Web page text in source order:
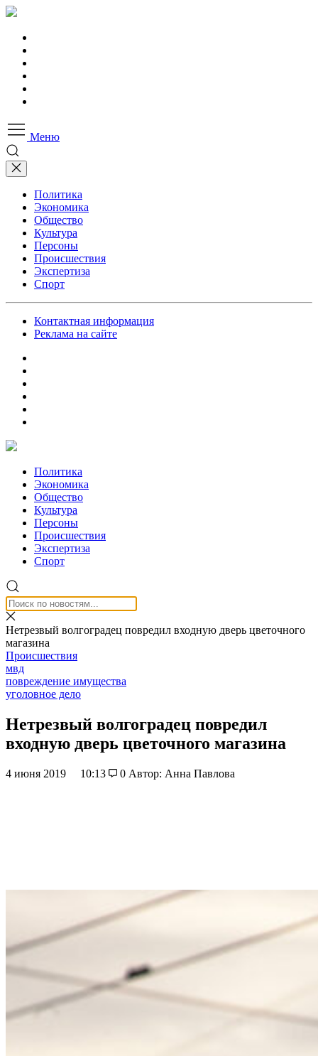
Меню
Политика
Экономика
Общество
Культура
Персоны
Происшествия
Экспертиза
Спорт
Контактная информация
Реклама на сайте
Политика
Экономика
Общество
Культура
Персоны
Происшествия
Экспертиза
Спорт
Нетрезвый волгоградец повредил входную дверь цветочного
магазина
Происшествия
мвд
повреждение имущества
уголовное дело
Нетрезвый волгоградец повредил
входную дверь цветочного магазина
4 июня 2019 10:13 0 Автор: Анна Павлова